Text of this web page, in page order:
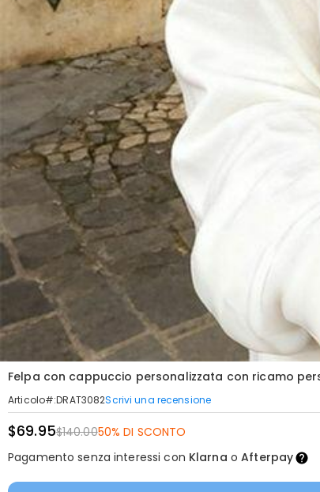
Felpa con cappuccio personalizzata con ricamo
Articolo#:DRAT3082Scrivi una recensione
$69.95$140.0050% DI SCONTO
Pagamento senza interessi con Klarna oAfterpay